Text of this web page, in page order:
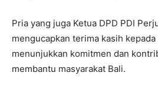
Pria yang juga Ketua DPD PDI
mengucapkan terima kasih
menunjukkan komitmen dan
membantu masyarakat Bali.